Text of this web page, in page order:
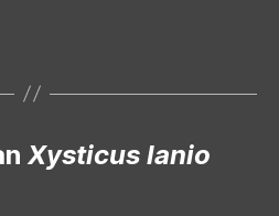
Xysticus lanio